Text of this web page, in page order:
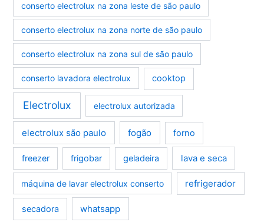
conserto electrolux na zona leste de são paulo
conserto electrolux na zona norte de são paulo
conserto electrolux na zona sul de são paulo
conserto lavadora electrolux cooktop
Electrolux electrolux autorizada
electrolux são paulo fogão forno
freezer frigobar geladeira lava e seca
máquina de lavar electrolux conserto refrigerador
secadora whatsapp